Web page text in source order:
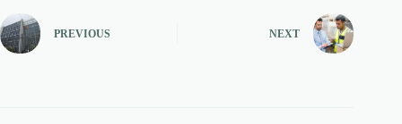
PREVIOUS NEXT